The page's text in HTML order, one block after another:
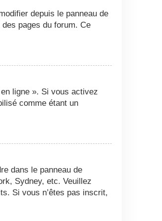
depuis le panneau de
pages du forum. Ce
ligne ». Si vous activez
comme étant un
dans le panneau de
Sydney, etc. Veuillez
Si vous n’êtes pas inscrit,